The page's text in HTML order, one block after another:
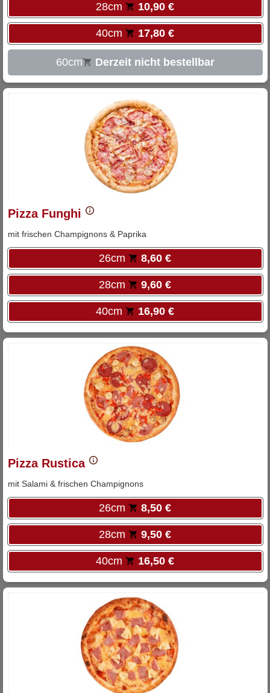
28cm 10,90 €
40cm 17,80 €
60cm Derzeit nicht bestellbar
Pizza Funghi
mit frischen Champignons & Paprika
26cm 8,60 €
28cm 9,60 €
40cm 16,90 €
Pizza Rustica
mit Salami & frischen Champignons
26cm 8,50 €
28cm 9,50 €
40cm 16,50 €